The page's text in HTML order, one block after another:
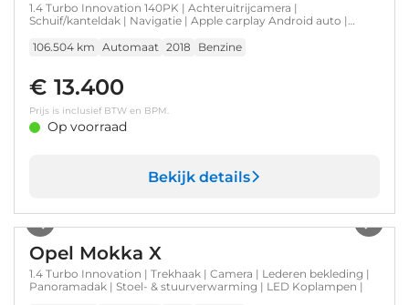
1.4 Turbo Innovation 140PK | Achteruitrijcamera |
Schuif/kanteldak | Navigatie | Apple carplay Android auto |
17"LMV
106.504 km Automaat 2018 Benzine
€ 13.400
Prijs is inclusief BTW en BPM.
Op voorraad
Bekijk details
Opel Mokka X
1.4 Turbo Innovation | Trekhaak | Camera | Lederen bekleding |
Panoramadak | Stoel- & stuurverwarming | LED Koplampen |